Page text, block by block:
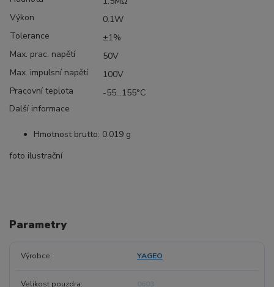
Výkon
0.1W
Tolerance
±1%
Max. prac. napětí
50V
Max. impulsní napětí
100V
Pracovní teplota
-55...155°C
Další informace
Hmotnost brutto: 0.019 g
foto ilustrační
Parametry
Výrobce YAGEO
Velikost pouzdra